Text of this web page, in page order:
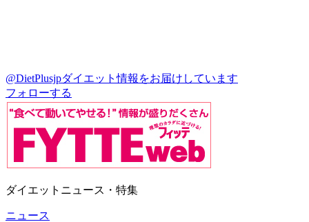
@DietPlusjpダイエット情報をお届けしています
フォローする
ダイエットニュース・特集
ニュース